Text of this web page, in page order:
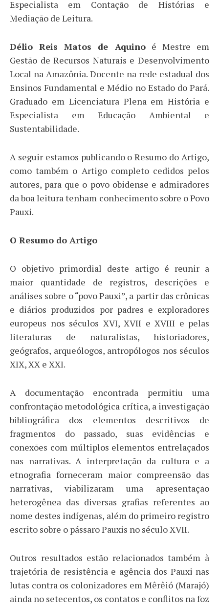
Especialista em Contação de Histórias e
Mediação de Leitura.
Délio Reis Matos de Aquinoé Mestre em
Gestão de Recursos Naturais e Desenvolvimento
Local na Amazônia. Docente na rede estadual dos
Ensinos Fundamental e Médio no Estado do Pará.
Graduado em Licenciatura Plena em História e
Especialista em Educação Ambiental e
Sustentabilidade.
A seguir estamos publicando o Resumo do Artigo,
como também o Artigo completo cedidos pelos
autores, para que o povo obidense e admiradores
da boa leitura tenham conhecimento sobre o Povo
Pauxi.
O Resumo do Artigo
O objetivo primordial deste artigo é reunir a
maior quantidade de registros, descrições e
análises sobre o “povo Pauxi”, a partir das crônicas
e diários produzidos por padres e exploradores
europeus nos séculos XVI, XVII e XVIII e pelas
literaturas de naturalistas, historiadores,
geógrafos, arqueólogos, antropólogos nos séculos
XIX, XX e XXI.
A documentação encontrada permitiu uma
confrontação metodológica crítica, a investigação
bibliográfica dos elementos descritivos de
fragmentos do passado, suas evidências e
conexões com múltiplos elementos entrelaçados
nas narrativas. A interpretação da cultura e a
etnografia forneceram maior compreensão das
narrativas, viabilizaram uma apresentação
heterogênea das diversas grafias referentes ao
nome destes indígenas, além do primeiro registro
escrito sobre o pássaro Pauxis no século XVII.
Outros resultados estão relacionados também à
trajetória de resistência e agência dos Pauxi nas
lutas contra os colonizadores em Mêrêió (Marajó)
ainda no setecentos, os contatos e conflitos na foz